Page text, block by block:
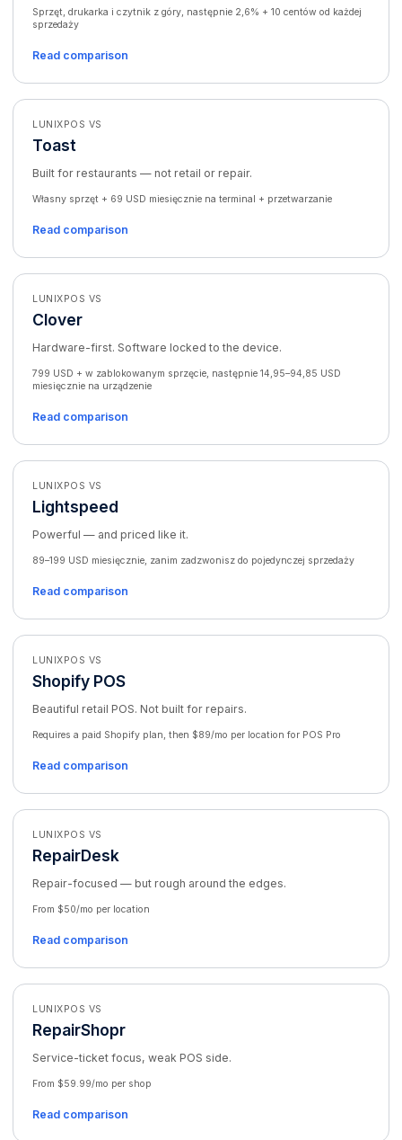
Sprzęt, drukarka i czytnik z góry, następnie 2,6% + 10 centów od każdej
sprzedaży
Read comparison
LUNIXPOS VS
Toast
Built for restaurants — not retail or repair.
Własny sprzęt + 69 USD miesięcznie na terminal + przetwarzanie
Read comparison
LUNIXPOS VS
Clover
Hardware-first. Software locked to the device.
799 USD + w zablokowanym sprzęcie, następnie 14,95–94,85 USD
miesięcznie na urządzenie
Read comparison
LUNIXPOS VS
Lightspeed
Powerful — and priced like it.
89–199 USD miesięcznie, zanim zadzwonisz do pojedynczej sprzedaży
Read comparison
LUNIXPOS VS
Shopify POS
Beautiful retail POS. Not built for repairs.
Requires a paid Shopify plan, then $89/mo per location for POS Pro
Read comparison
LUNIXPOS VS
RepairDesk
Repair-focused — but rough around the edges.
From $50/mo per location
Read comparison
LUNIXPOS VS
RepairShopr
Service-ticket focus, weak POS side.
From $59.99/mo per shop
Read comparison